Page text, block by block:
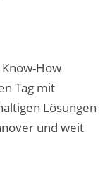
How
Tag mit
Lösungen
und weit